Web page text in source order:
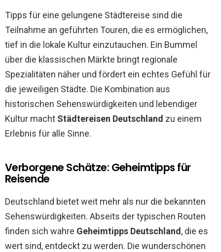
Tipps für eine gelungene Städtereise sind die
Teilnahme an geführten Touren, die es ermöglichen,
tief in die lokale Kultur einzutauchen. Ein Bummel
über die klassischen Märkte bringt regionale
Spezialitäten näher und fördert ein echtes Gefühl für
die jeweiligen Städte. Die Kombination aus
historischen Sehenswürdigkeiten und lebendiger
Kultur macht Städtereisen Deutschland zu einem
Erlebnis für alle Sinne.
Verborgene Schätze: Geheimtipps für
Reisende
Deutschland bietet weit mehr als nur die bekannten
Sehenswürdigkeiten. Abseits der typischen Routen
finden sich wahre Geheimtipps Deutschland , die es
wert sind, entdeckt zu werden. Die wunderschönen